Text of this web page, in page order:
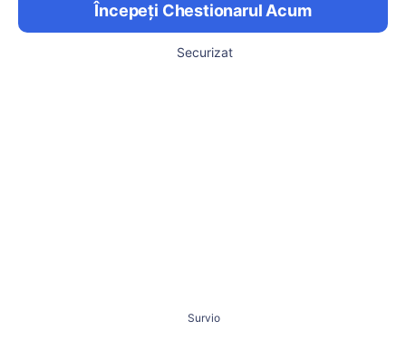
Începeți Chestionarul Acum
Securizat
Survio